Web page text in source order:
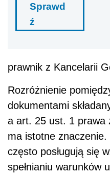
Sprawd
ź
prawnik z Kancelarii
Rozróżnienie
dokumentami
a art. 25 ust. 1 prawa
ma istotne
często posługują się
spełnianiu warunków